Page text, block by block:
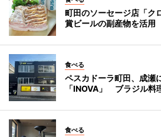
町田のソーセージ店「
賞ビールの副産物を活用
食べる
ペスカドーラ町田、成瀬
「INOVA」 ブラジル料
食べる